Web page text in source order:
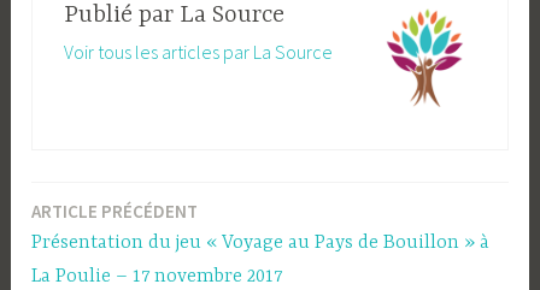
Publié par La Source
Voir tous les articles par La Source
Navigation
ARTICLE PRÉCÉDENT
Présentation du jeu « Voyage au Pays de Bouillon » à
La Poulie – 17 novembre 2017